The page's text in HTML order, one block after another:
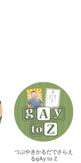
つぶやきかるだでさらえ
るgAy to Z